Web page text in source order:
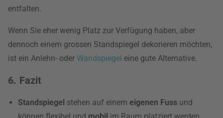
entfalten.
Wenn Sie eher wenig Platz zur Verfügung haben, aber
dennoch einem grossen Standspiegel dekorieren möchten,
ist ein Anlehn- oder Wandspiegel eine gute Alternative.
6. Fazit
Standspiegel stehen auf einem eigenen Fuss und